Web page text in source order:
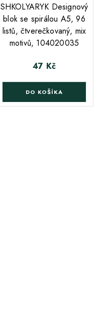
SHKOLYARYK Designový
blok se spirálou A5, 96
listů, čtverečkovaný, mix
motivů, 104020035
Cena
47 Kč
DO KOŠÍKA